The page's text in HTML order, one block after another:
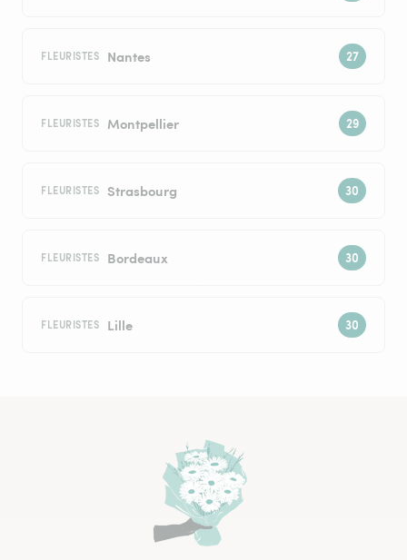
FLEURISTES Nantes
FLEURISTES Montpellier
FLEURISTES Strasbourg
FLEURISTES Bordeaux
FLEURISTES Lille